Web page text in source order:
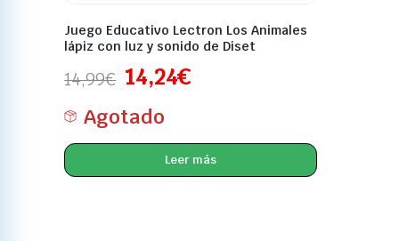
Juego Educativo Lectron Los Animales
lápiz con luz y sonido de Diset
14,99€ 14,24€
Agotado
Leer más